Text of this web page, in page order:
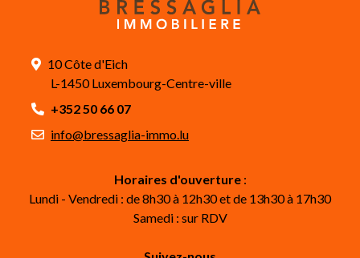
10 Côte d'Eich
L-1450 Luxembourg-Centre-ville
+352 50 66 07
info@bressaglia-immo.lu
Horaires d'ouverture:
Lundi - Vendredi : de 8h30 à 12h30 et de 13h30 à 17h30
Samedi : sur RDV